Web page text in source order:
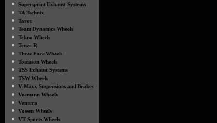
●
Supersprint Exhaust Systems
●
TA Technix
●
Tarox
●
Team Dynamics Wheels
●
Tekno Wheels
●
Tenzo R
●
Three Face Wheels
●
Tomason Wheels
●
TSS Exhaust Systems
●
TSW Wheels
●
V-Maxx Suspensions and Brakes
●
Veemann Wheels
●
Ventura
●
Vossen Wheels
●
VT Sports Wheels